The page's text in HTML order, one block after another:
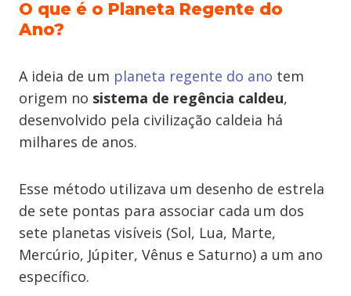
O que é o Planeta Regente do
Ano?
A ideia de um planeta regente do ano tem
origem no sistema de regência caldeu,
desenvolvido pela civilização caldeia há
milhares de anos.
Esse método utilizava um desenho de estrela
de sete pontas para associar cada um dos
sete planetas visíveis (Sol, Lua, Marte,
Mercúrio, Júpiter, Vênus e Saturno) a um ano
específico.